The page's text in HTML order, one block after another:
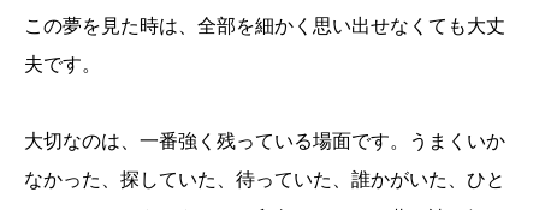
この夢を見た時は、全部を細かく思い出せなくても大丈
夫です。
大切なのは、一番強く残っている場面です。うまくいか
なかった、探していた、待っていた、誰かがいた、ひと